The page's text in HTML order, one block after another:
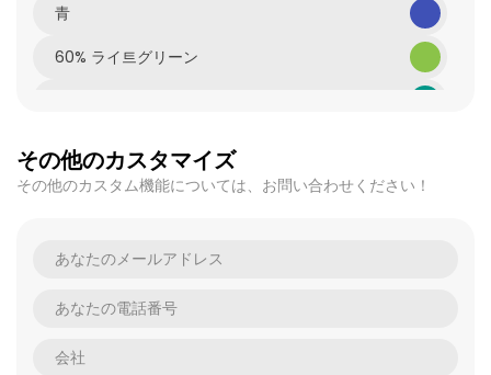
青
60% ライ트グリーン
60% ディープオレンジ
60% レッド
その他のカスタマイズ
その他のカスタム機能については、お問い合わせください！